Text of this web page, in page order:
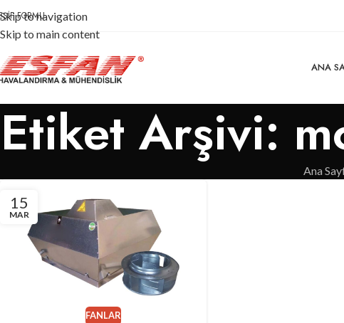
Skip to navigation
Skip to main content
FORMU
ANA
Etiket Arşivi:
Ana
15
MAR
FANLAR